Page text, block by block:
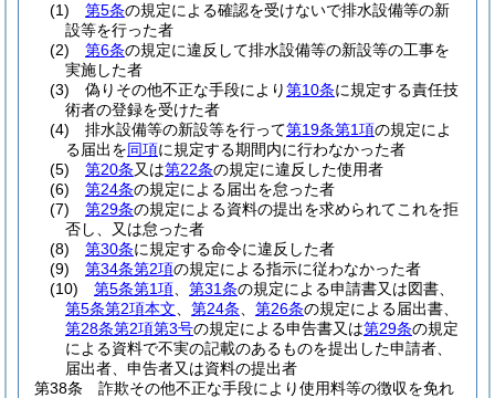
(1)
第5条の規定による確認を受けないで排水設備等の新
設等を行った者
(2)
第6条の規定に違反して排水設備等の新設等の工事を
実施した者
(3)
偽りその他不正な手段により第10条に規定する責任技
術者の登録を受けた者
(4)
排水設備等の新設等を行って第19条第1項の規定によ
る届出を同項に規定する期間内に行わなかった者
(5)
第20条又は第22条の規定に違反した使用者
(6)
第24条の規定による届出を怠った者
(7)
第29条の規定による資料の提出を求められてこれを拒
否し、又は怠った者
(8)
第30条に規定する命令に違反した者
(9)
第34条第2項の規定による指示に従わなかった者
(10)
第5条第1項 第31条の規定による申請書又は図書、
第5条第2項本文
第24条 第26条の規定による届出書、
第28条第2項第3号の規定による申告書又は第29条の規定
による資料で不実の記載のあるものを提出した申請者、
届出者、申告者又は資料の提出者
第38条
詐欺その他不正な手段により使用料等の徴収を免れ